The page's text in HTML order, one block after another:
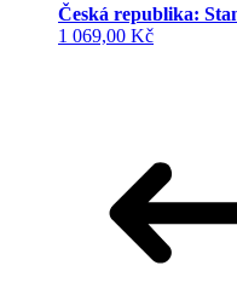
Česká republika:
1 069,00 Kč